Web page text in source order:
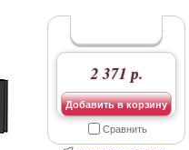
2 371 р.
Добавить в корзину
Сравнить